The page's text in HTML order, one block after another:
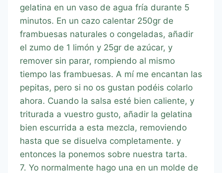
gelatina en un vaso de agua fría durante 5
minutos. En un cazo calentar 250gr de
frambuesas naturales o congeladas, añadir
el zumo de 1 limón y 25gr de azúcar, y
remover sin parar, rompiendo al mismo
tiempo las frambuesas. A mí me encantan las
pepitas, pero si no os gustan podéis colarlo
ahora. Cuando la salsa esté bien caliente, y
triturada a vuestro gusto, añadir la gelatina
bien escurrida a esta mezcla, removiendo
hasta que se disuelva completamente. y
entonces la ponemos sobre nuestra tarta.
7. Yo normalmente hago una en un molde de